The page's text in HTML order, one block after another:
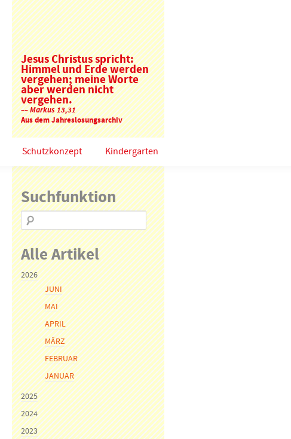
Jesus Christus spricht:
Himmel und Erde werden
vergehen; meine Worte
aber werden nicht
vergehen.
–– Markus 13,31
Aus dem Jahreslosungsarchiv
Schutzkonzept Kindergarten
Suchfunktion
Alle Artikel
2026
JUNI
MAI
APRIL
MÄRZ
FEBRUAR
JANUAR
2025
2024
2023